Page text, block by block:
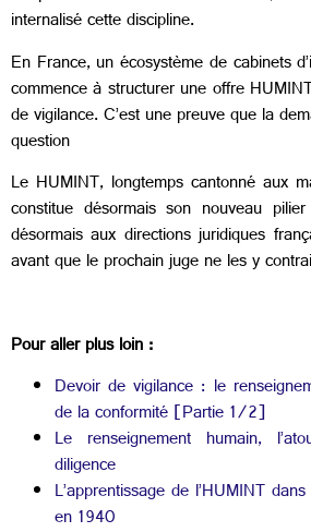
internalisé cette discipline.
En France, un écosystème de cabinets
commence à structurer une offre
de vigilance. C’est une preuve que la
question
Le HUMINT, longtemps cantonné aux
constitue désormais son nouveau
désormais aux directions juridiques
avant que le prochain juge ne les y
Pour aller plus loin :
Devoir de vigilance : le
de la conformité [Partie 1/2]
Le renseignement humain,
diligence
L’apprentissage de l’HUMINT
en 1940